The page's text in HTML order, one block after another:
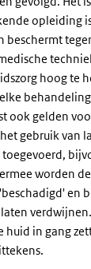
opleiding
hoog te
ook gelden
gebruik van
worden
en
huid in gang